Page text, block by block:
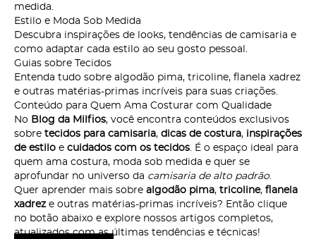
medida.
Estilo e Moda Sob Medida
Descubra inspirações de looks, tendências de camisaria e
como adaptar cada estilo ao seu gosto pessoal.
Guias sobre Tecidos
Entenda tudo sobre algodão pima, tricoline, flanela xadrez
e outras matérias-primas incríveis para suas criações.
Conteúdo para Quem Ama Costurar com Qualidade
No Blog da Milfios, você encontra conteúdos exclusivos
sobre tecidos para camisaria, dicas de costura, inspirações
de estilo e cuidados com os tecidos . É o espaço ideal para
quem ama costura, moda sob medida e quer se
aprofundar no universo da camisaria de alto padrão.
Quer aprender mais sobre algodão pima, tricoline, flanela
xadrez e outras matérias-primas incríveis? Então clique
no botão abaixo e explore nossos artigos completos,
atualizados com as últimas tendências e técnicas!